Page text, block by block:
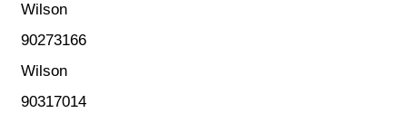
Wilson
90273166
Wilson
90317014